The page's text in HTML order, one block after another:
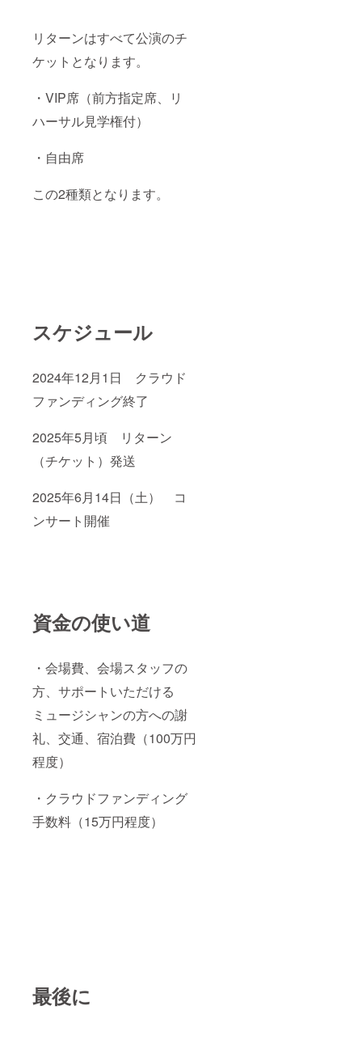
リターンはすべて公演のチ
ケットとなります。
・VIP席（前方指定席、リ
ハーサル見学権付）
・自由席
この2種類となります。
スケジュール
2024年12月1日 クラウド
ファンディング終了
2025年5月頃 リターン
（チケット）発送
2025年6月14日（土） コ
ンサート開催
資金の使い道
・会場費、会場スタッフの
方、サポートいただける
ミュージシャンの方への謝
礼、交通、宿泊費（100万円
程度）
・クラウドファンディング
手数料（15万円程度）
最後に